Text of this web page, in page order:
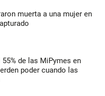
muerta a una mujer en
de las MiPymes en
poder cuando las